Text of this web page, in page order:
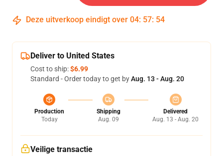
Deze uitverkoop eindigt over 04: 57: 54
Deliver to United States
Cost to ship:$6.99
Standard - Order today to get byAug. 13 - Aug. 20
Production
Today
Shipping
Aug. 09
Delivered
Aug. 13 - Aug. 20
Veilige transactie